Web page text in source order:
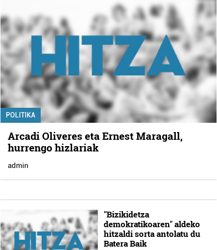
POLITIKA
Arcadi Oliveres eta Ernest Maragall,
hurrengo hizlariak
admin
"Bizikidetza
demokratikoaren" aldeko
hitzaldi sorta antolatu du
Batera Baik